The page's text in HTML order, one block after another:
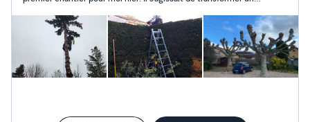
passage du motoculteur, et l'enlèvement de nids de
chenilles processionnaires.
pouvoir planter dès aujourd'hui. Merci Coco R. Je conseille
vivement !